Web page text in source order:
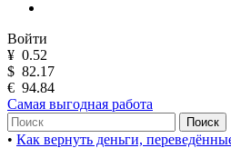
Войти
¥ 0.52
$ 82.17
€ 94.84
Самая выгодная работа
Поиск
• Как вернуть деньги,